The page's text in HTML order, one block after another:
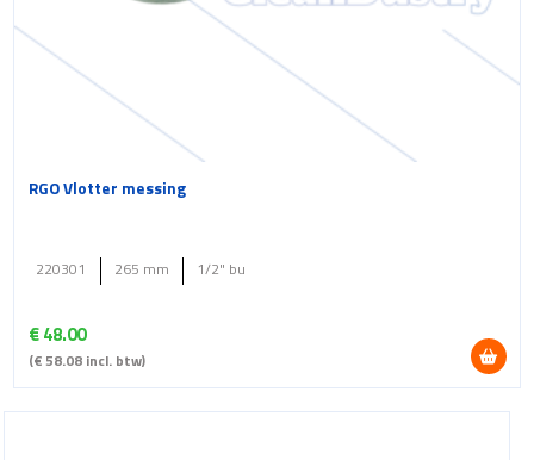
RGO Vlotter messing
€48.00
(€58.08incl. btw)
220301 265 mm 1/2" bu